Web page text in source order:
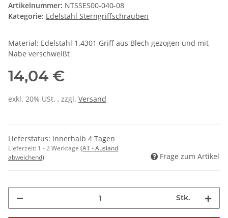
Artikelnummer: NTSSES00-040-08
Kategorie: Edelstahl Sterngriffschrauben
Material: Edelstahl 1.4301 Griff aus Blech gezogen und mit
Nabe verschweißt
14,04 €
exkl. 20% USt. , zzgl. Versand
Lieferstatus: innerhalb 4 Tagen
Lieferzeit: 1 - 2 Werktage (AT - Ausland
abweichend)
Frage zum Artikel
Stk.